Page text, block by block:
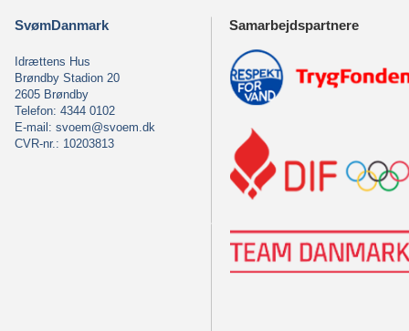
SvømDanmark
Idrættens Hus
Brøndby Stadion 20
2605 Brøndby
Telefon: 4344 0102
E-mail: svoem@svoem.dk
CVR-nr.: 10203813
Samarbejdspartnere